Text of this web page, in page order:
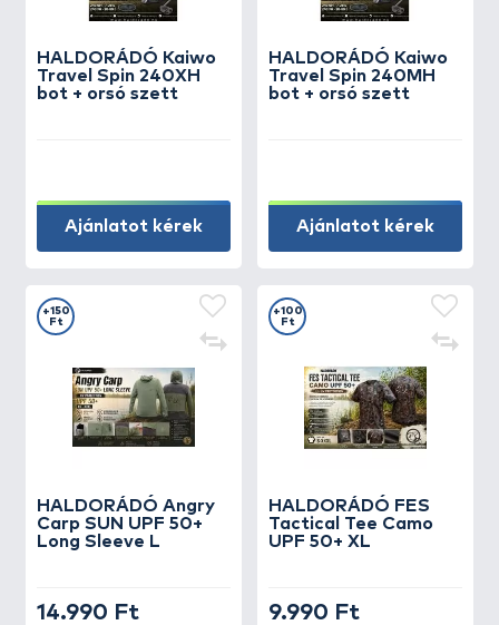
HALDORÁDÓ Kaiwo
Travel Spin 240XH
bot + orsó szett
Ajánlatot kérek
HALDORÁDÓ Kaiwo
Travel Spin 240MH
bot + orsó szett
Ajánlatot kérek
HALDORÁDÓ Angry
Carp SUN UPF 50+
Long Sleeve L
+150
Ft
14.990 Ft
HALDORÁDÓ FES
Tactical Tee Camo
UPF 50+ XL
+100
Ft
9.990 Ft